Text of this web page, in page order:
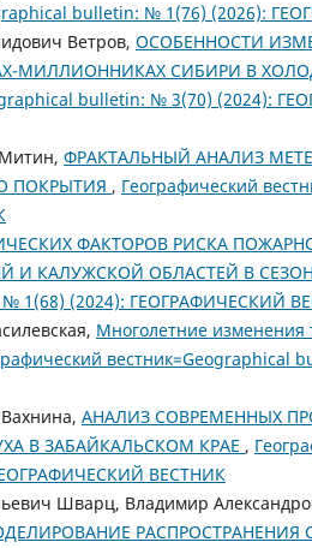
bulletin: № 1(76) (2026):
Ветров, ОСОБЕННОСТИ
МИЛЛИОННИКАХ СИБИРИ В
bulletin: № 3(70) (2024):
ФРАКТАЛЬНЫЙ АНАЛИЗ
ПОКРЫТИЯ , Географический
ФАКТОРОВ РИСКА
И КАЛУЖСКОЙ ОБЛАСТЕЙ В СЕЗОН
№ 1(68) (2024): ГЕОГРАФИЧЕСКИЙ
Многолетние изменения
вестник=Geographical
АНАЛИЗ СОВРЕМЕННЫХ
В ЗАБАЙКАЛЬСКОМ КРАЕ ,
ВЕСТНИК
Шварц, Владимир
РАСПРОСТРАНЕНИЯ